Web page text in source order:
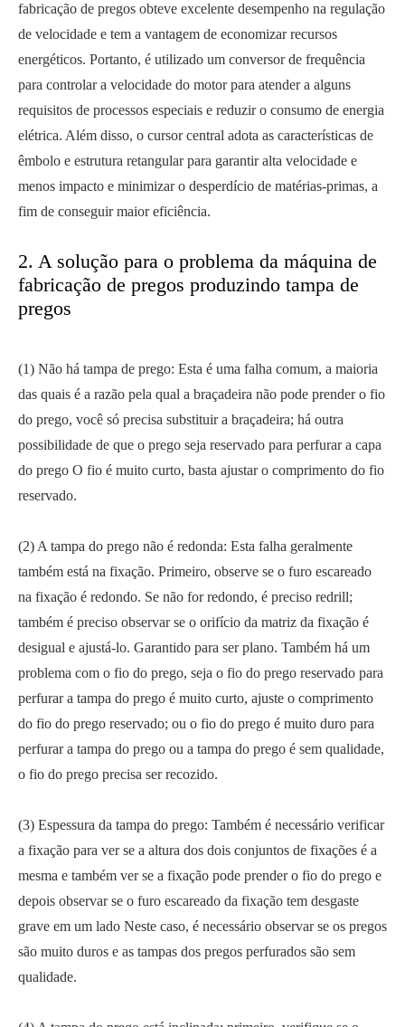
fabricação de pregos obteve excelente desempenho na regulação
de velocidade e tem a vantagem de economizar recursos
energéticos. Portanto, é utilizado um conversor de frequência
para controlar a velocidade do motor para atender a alguns
requisitos de processos especiais e reduzir o consumo de energia
elétrica. Além disso, o cursor central adota as características de
êmbolo e estrutura retangular para garantir alta velocidade e
menos impacto e minimizar o desperdício de matérias-primas, a
fim de conseguir maior eficiência.
2. A solução para o problema da máquina de
fabricação de pregos produzindo tampa de
pregos
(1) Não há tampa de prego: Esta é uma falha comum, a maioria
das quais é a razão pela qual a braçadeira não pode prender o fio
do prego, você só precisa substituir a braçadeira; há outra
possibilidade de que o prego seja reservado para perfurar a capa
do prego O fio é muito curto, basta ajustar o comprimento do fio
reservado.
(2) A tampa do prego não é redonda: Esta falha geralmente
também está na fixação. Primeiro, observe se o furo escareado
na fixação é redondo. Se não for redondo, é preciso redrill;
também é preciso observar se o orifício da matriz da fixação é
desigual e ajustá-lo. Garantido para ser plano. Também há um
problema com o fio do prego, seja o fio do prego reservado para
perfurar a tampa do prego é muito curto, ajuste o comprimento
do fio do prego reservado; ou o fio do prego é muito duro para
perfurar a tampa do prego ou a tampa do prego é sem qualidade,
o fio do prego precisa ser recozido.
(3) Espessura da tampa do prego: Também é necessário verificar
a fixação para ver se a altura dos dois conjuntos de fixações é a
mesma e também ver se a fixação pode prender o fio do prego e
depois observar se o furo escareado da fixação tem desgaste
grave em um lado Neste caso, é necessário observar se os pregos
são muito duros e as tampas dos pregos perfurados são sem
qualidade.